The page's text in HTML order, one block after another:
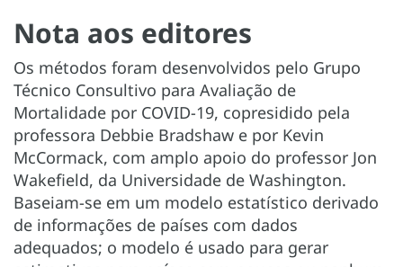
Nota aos editores
Os métodos foram desenvolvidos pelo Grupo
Técnico Consultivo para Avaliação de
Mortalidade por COVID-19, copresidido pela
professora Debbie Bradshaw e por Kevin
McCormack, com amplo apoio do professor Jon
Wakefield, da Universidade de Washington.
Baseiam-se em um modelo estatístico derivado
de informações de países com dados
adequados; o modelo é usado para gerar